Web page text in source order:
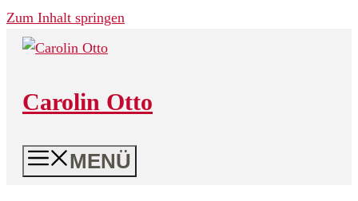
Zum Inhalt springen
Carolin Otto
MENÜ